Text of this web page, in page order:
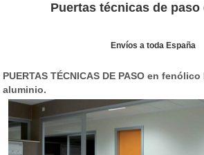
Puertas técnicas de
Envíos a toda España
PUERTAS TÉCNICAS DE PASO en
aluminio.